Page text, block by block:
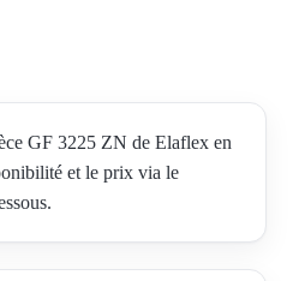
GF 3225 ZN de Elaflex en
et le prix via le